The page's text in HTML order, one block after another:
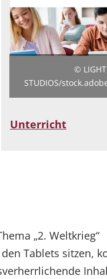
©
STUDIOS/
Unterricht
„2. Weltkrieg“
Tablets sitzen,